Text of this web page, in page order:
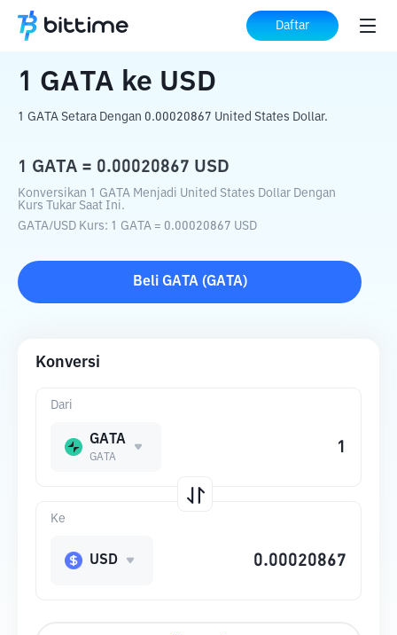
Daftar
Beranda Konverter Kripto USD
1 GATA ke USD
1 GATA Setara Dengan 0.00020867 United States Dollar.
1 GATA = 0.00020867 USD
Konversikan 1 GATA Menjadi United States Dollar Dengan
Kurs Tukar Saat Ini.
GATA/USD Kurs: 1 GATA = 0.00020867 USD
Beli GATA(GATA)
Konversi
Dari
GATA
GATA
Ke
USD